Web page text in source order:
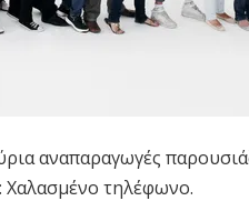
αναπαραγωγές
Χαλασμένο τηλέφωνο.